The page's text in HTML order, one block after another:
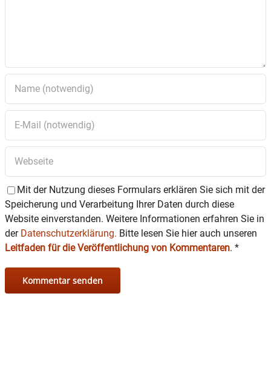
Vorsorgevollmachten, Betreuungs – und
Patientenverfügungen – Michael Voggenauer
(Betreuungsverein – Diakonie Rosenheim)
MITTWOCH 18. Dezember
8 – 12 Uhr Beratung des Pflegestützpunkts
Rosenheim – Sylvia Schachner (Landratsamt
Rosenheim) 13-16 Uhr nur nach
vorheriger Terminvereinbarung unter 08031-
392-2295 oder sylvia.schachner@lra-
rosenheim.de
15.15 – 17 Uhr Migrationsberatung– Müjgan
Celebi (AWO) –Anmeldung unter 08031 – 4015402
19.30 Uhr Info und Markttreffen des Tauschnetz
Wasserburg
In der Zeit vom 13. Dezember bis zum 17.
Mit der Nutzung dieses Formulars erklären Sie sich mit der
Speicherung und Verarbeitung Ihrer Daten durch diese
Website einverstanden. Weitere Informationen erfahren Sie in
der Datenschutzerklärung. Bitte lesen Sie hier auch unseren
Leitfaden für die Veröffentlichung von Kommentaren. *